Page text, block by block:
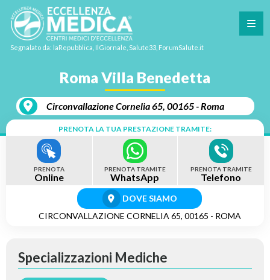
Segnalato da: laRepubblica, IlGiornale, Salute33, ForumSalute.it
Roma Villa Benedetta
Circonvallazione Cornelia 65, 00165 - Roma
PRENOTA LA TUA PRESTAZIONE TRAMITE:
PRENOTA
Online
PRENOTA TRAMITE
WhatsApp
PRENOTA TRAMITE
Telefono
DOVE SIAMO
CIRCONVALLAZIONE CORNELIA 65, 00165 - ROMA
Specializzazioni Mediche